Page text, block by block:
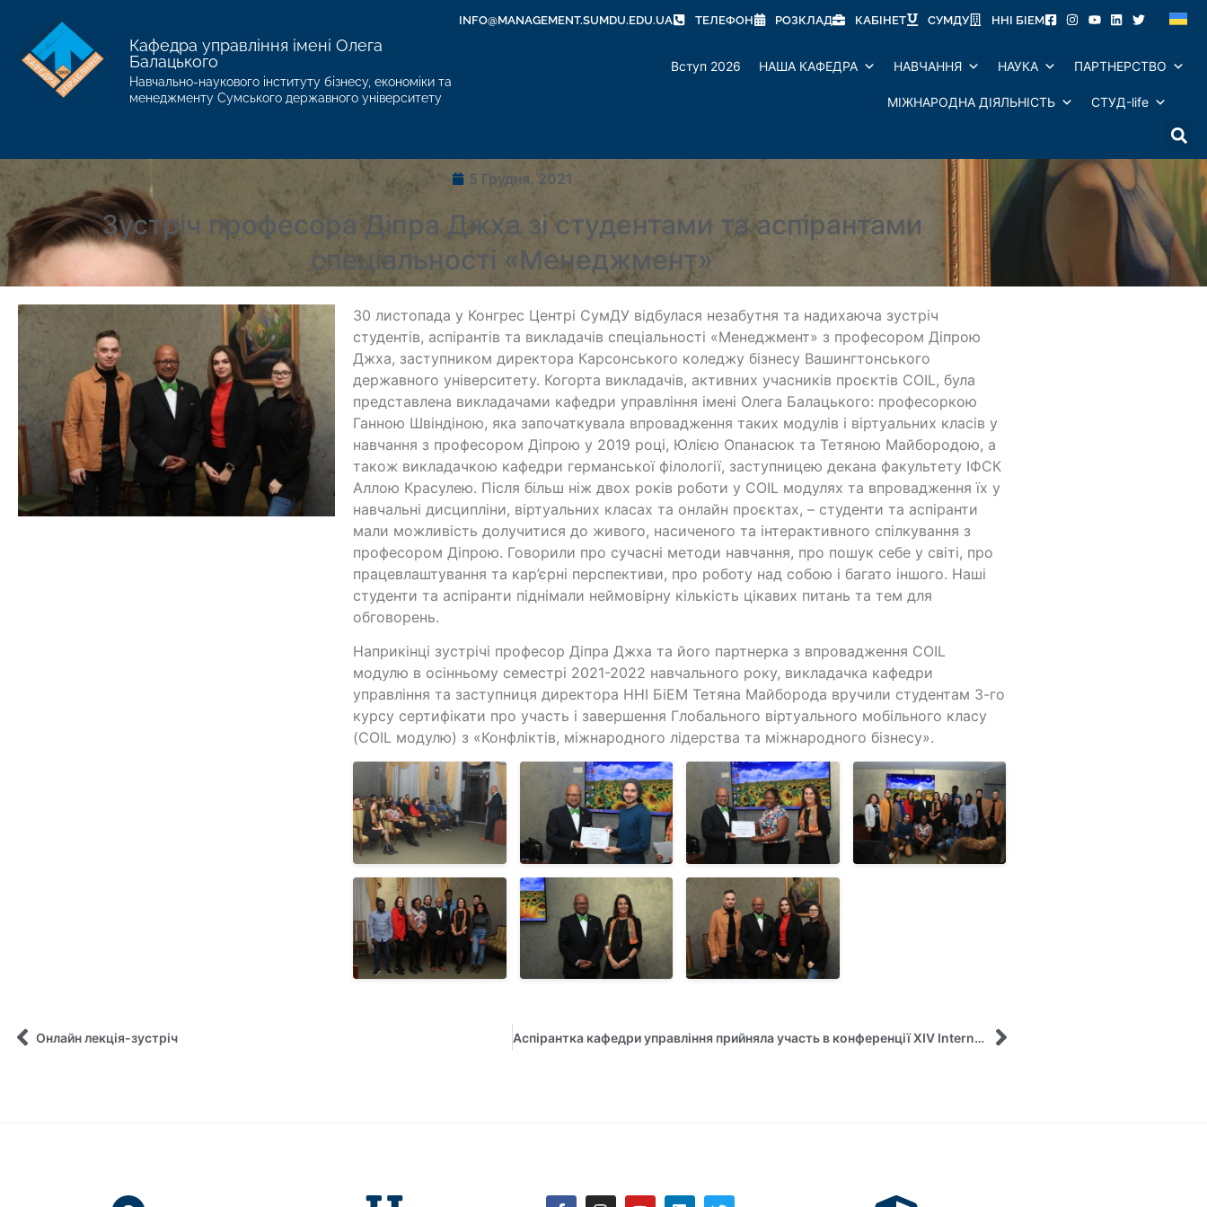
INFO@MANAGEMENT.SUMDU.EDU.UA ТЕЛЕФОН РОЗКЛАД КАБІНЕТ СУМДУ ННІ БІЕМ
Кафедра управління імені Олега
Балацького
Навчально-наукового інституту бізнесу, економіки та
менеджменту Сумського державного університету
Вступ 2026 НАША КАФЕДРА НАВЧАННЯ НАУКА ПАРТНЕРСТВО
МІЖНАРОДНА ДІЯЛЬНІСТЬ СТУД-life
5 Грудня, 2021
Зустріч професора Діпра Джха зі студентами та аспірантами
спеціальності «Менеджмент»
30 листопада у Конгрес Центрі СумДУ відбулася незабутня та надихаюча зустріч
студентів, аспірантів та викладачів спеціальності «Менеджмент» з професором Діпрою
Джха, заступником директора Карсонського коледжу бізнесу Вашингтонського
державного університету. Когорта викладачів, активних учасників проєктів COIL, була
представлена викладачами кафедри управління імені Олега Балацького: професоркою
Ганною Швіндіною, яка започаткувала впровадження таких модулів і віртуальних класів у
навчання з професором Діпрою у 2019 році, Юлією Опанасюк та Тетяною Майбородою, а
також викладачкою кафедри германської філології, заступницею декана факультету ІФСК
Аллою Красулею. Після більш ніж двох років роботи у COIL модулях та впровадження їх у
навчальні дисципліни, віртуальних класах та онлайн проєктах, – студенти та аспіранти
мали можливість долучитися до живого, насиченого та інтерактивного спілкування з
професором Діпрою. Говорили про сучасні методи навчання, про пошук себе у світі, про
працевлаштування та кар’єрні перспективи, про роботу над собою і багато іншого. Наші
студенти та аспіранти піднімали неймовірну кількість цікавих питань та тем для
обговорень.
Наприкінці зустрічі професор Діпра Джха та його партнерка з впровадження COIL
модулю в осінньому семестрі 2021-2022 навчального року, викладачка кафедри
управління та заступниця директора ННІ БіЕМ Тетяна Майборода вручили студентам 3-го
курсу сертифікати про участь і завершення Глобального віртуального мобільного класу
(COIL модулю) з «Конфліктів, міжнародного лідерства та міжнародного бізнесу».
Онлайн лекція-зустріч Аспірантка кафедри управління прийняла участь в конференції XIV International Scientific Conference